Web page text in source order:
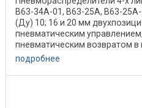
В63-34А-01, В63-25А, В63-
(Ду) 10; 16 и 20 мм
пневматическим
пневматическим возвратом
подробнее